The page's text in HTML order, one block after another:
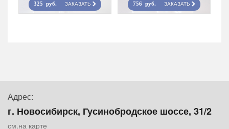
325 руб. ЗАКАЗАТЬ 756 руб. ЗАКАЗАТЬ
Адрес:
г. Новосибирск, Гусинобродское шоссе, 31/2
см.на карте